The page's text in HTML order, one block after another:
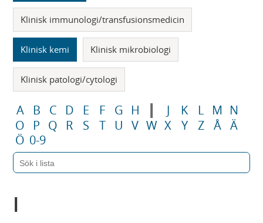
Klinisk immunologi/transfusionsmedicin
Klinisk kemi Klinisk mikrobiologi
Klinisk patologi/cytologi
A B C D E F G H I J K L M N
O
P Q R S T U V W X Y Z Å Ä
Ö 0-9
I